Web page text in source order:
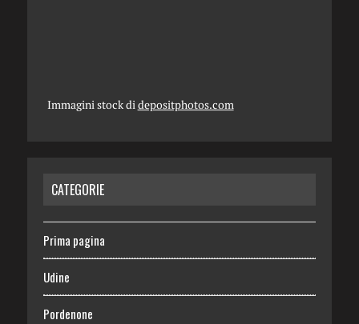
Immagini stock didepositphotos.com
CATEGORIE
Prima pagina
Udine
Pordenone